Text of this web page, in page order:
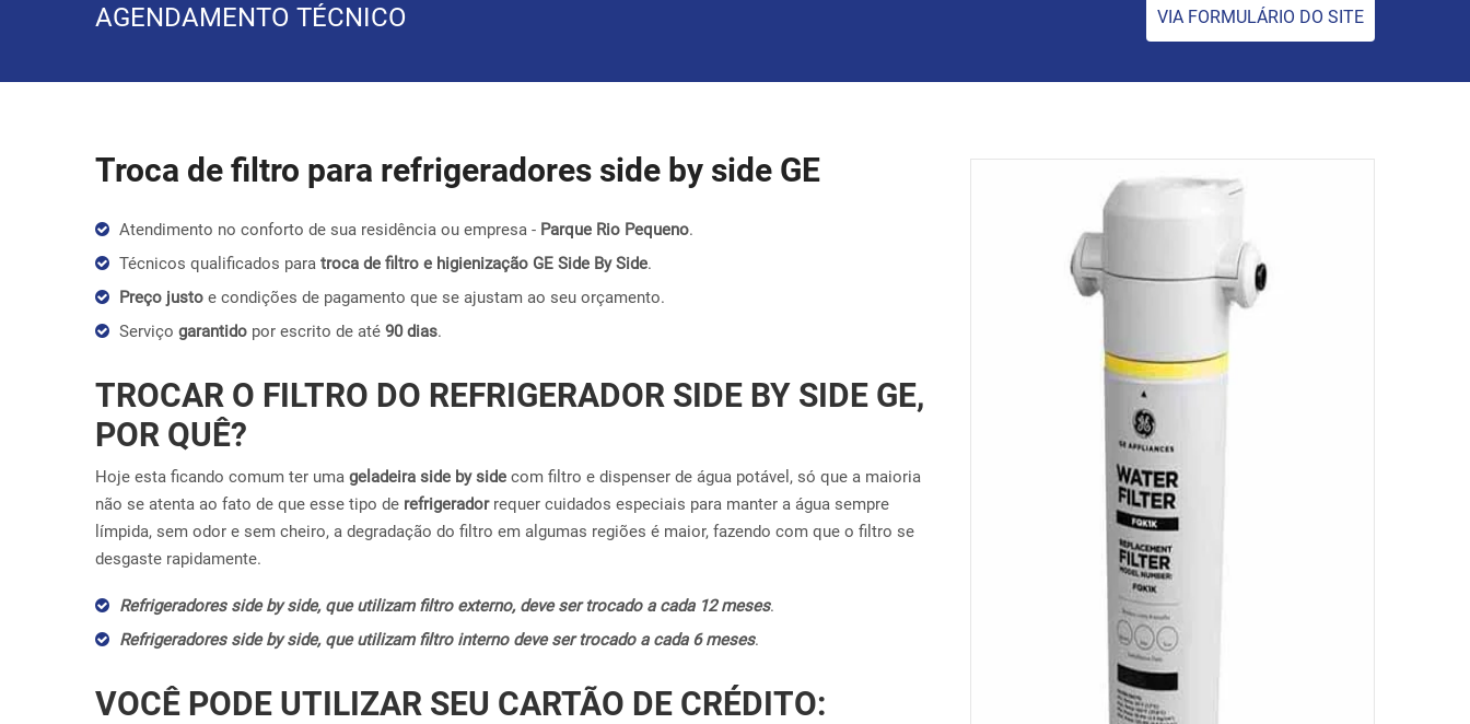
AGENDAMENTO TÉCNICO VIA FORMULÁRIO DO SITE
Troca de filtro para refrigeradores side by side GE
Atendimento no conforto de sua residência ou empresa - Parque Rio Pequeno.
Técnicos qualificados para troca de filtro e higienização GE Side By Side.
Preço justo e condições de pagamento que se ajustam ao seu orçamento.
Serviço garantido por escrito de até 90 dias.
TROCAR O FILTRO DO REFRIGERADOR SIDE BY SIDE GE,
POR QUÊ?
Hoje esta ficando comum ter uma geladeira side by side com filtro e dispenser de água potável, só que a maioria
não se atenta ao fato de que esse tipo de refrigeradorrequer cuidados especiais para manter a água sempre
límpida, sem odor e sem cheiro, a degradação do filtro em algumas regiões é maior, fazendo com que o filtro se
desgaste rapidamente.
Refrigeradores side by side, que utilizam filtro externo, deve ser trocado a cada 12 meses.
Refrigeradores side by side, que utilizam filtro interno deve ser trocado a cada 6 meses.
VOCÊ PODE UTILIZAR SEU CARTÃO DE CRÉDITO: